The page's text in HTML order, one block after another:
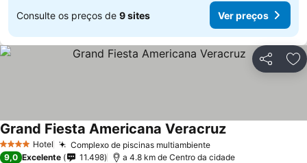
Consulte os preços de 9 sites Ver preços
Partilhar
4 EstrelasHotel Complexo de piscinas multiambienteVer preços
Grand Fiesta Americana VeracruzVer preços
9,0 Excelente 11.498 a 4.8 km de Centro da cidade